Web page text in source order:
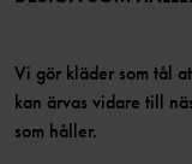
Vi gör kläder som tål
kan ärvas vidare till
som håller.